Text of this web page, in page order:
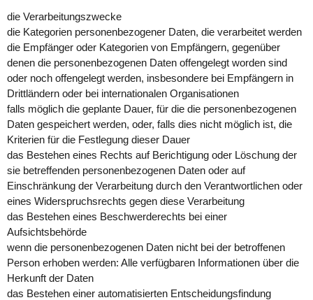
die Verarbeitungszwecke
die Kategorien personenbezogener Daten, die verarbeitet werden
die Empfänger oder Kategorien von Empfängern, gegenüber
denen die personenbezogenen Daten offengelegt worden sind
oder noch offengelegt werden, insbesondere bei Empfängern in
Drittländern oder bei internationalen Organisationen
falls möglich die geplante Dauer, für die die personenbezogenen
Daten gespeichert werden, oder, falls dies nicht möglich ist, die
Kriterien für die Festlegung dieser Dauer
das Bestehen eines Rechts auf Berichtigung oder Löschung der
sie betreffenden personenbezogenen Daten oder auf
Einschränkung der Verarbeitung durch den Verantwortlichen oder
eines Widerspruchsrechts gegen diese Verarbeitung
das Bestehen eines Beschwerderechts bei einer
Aufsichtsbehörde
wenn die personenbezogenen Daten nicht bei der betroffenen
Person erhoben werden: Alle verfügbaren Informationen über die
Herkunft der Daten
das Bestehen einer automatisierten Entscheidungsfindung